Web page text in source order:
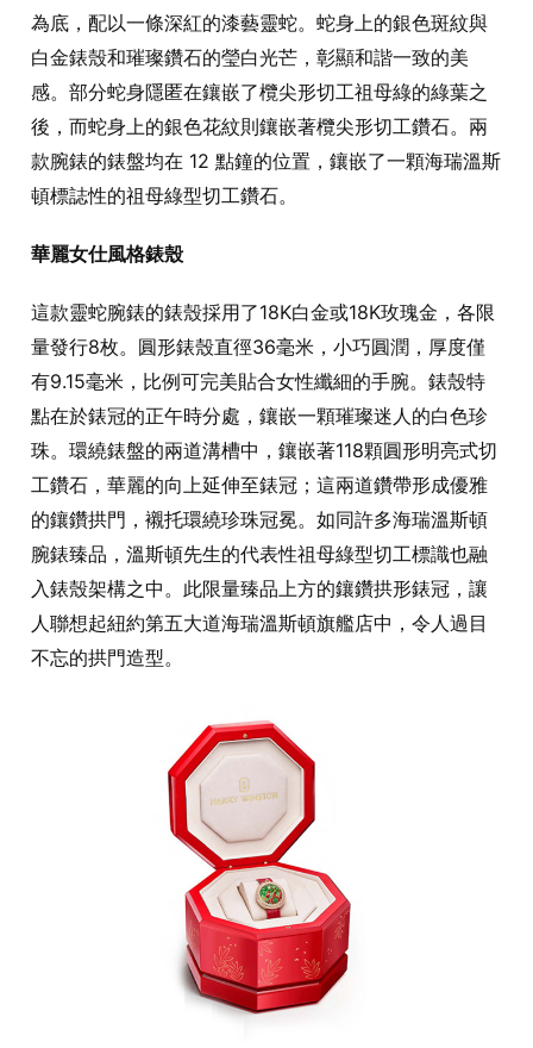
為底，配以一條深紅的漆藝靈蛇。蛇身上的銀色斑紋與
白金錶殼和璀璨鑽石的瑩白光芒，彰顯和諧一致的美
感。部分蛇身隱匿在鑲嵌了欖尖形切工祖母綠的綠葉之
後，而蛇身上的銀色花紋則鑲嵌著欖尖形切工鑽石。兩
款腕錶的錶盤均在 12 點鐘的位置，鑲嵌了一顆海瑞溫斯
頓標誌性的祖母綠型切工鑽石。
華麗女仕風格錶殼
這款靈蛇腕錶的錶殼採用了18K白金或18K玫瑰金，各限
量發行8枚。圓形錶殼直徑36毫米，小巧圓潤，厚度僅
有9.15毫米，比例可完美貼合女性纖細的手腕。錶殼特
點在於錶冠的正午時分處，鑲嵌一顆璀璨迷人的白色珍
珠。環繞錶盤的兩道溝槽中，鑲嵌著118顆圓形明亮式切
工鑽石，華麗的向上延伸至錶冠；這兩道鑽帶形成優雅
的鑲鑽拱門，襯托環繞珍珠冠冕。如同許多海瑞溫斯頓
腕錶臻品，溫斯頓先生的代表性祖母綠型切工標識也融
入錶殼架構之中。此限量臻品上方的鑲鑽拱形錶冠，讓
人聯想起紐約第五大道海瑞溫斯頓旗艦店中，令人過目
不忘的拱門造型。